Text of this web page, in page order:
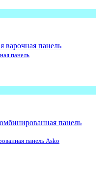
панель
панель Asko